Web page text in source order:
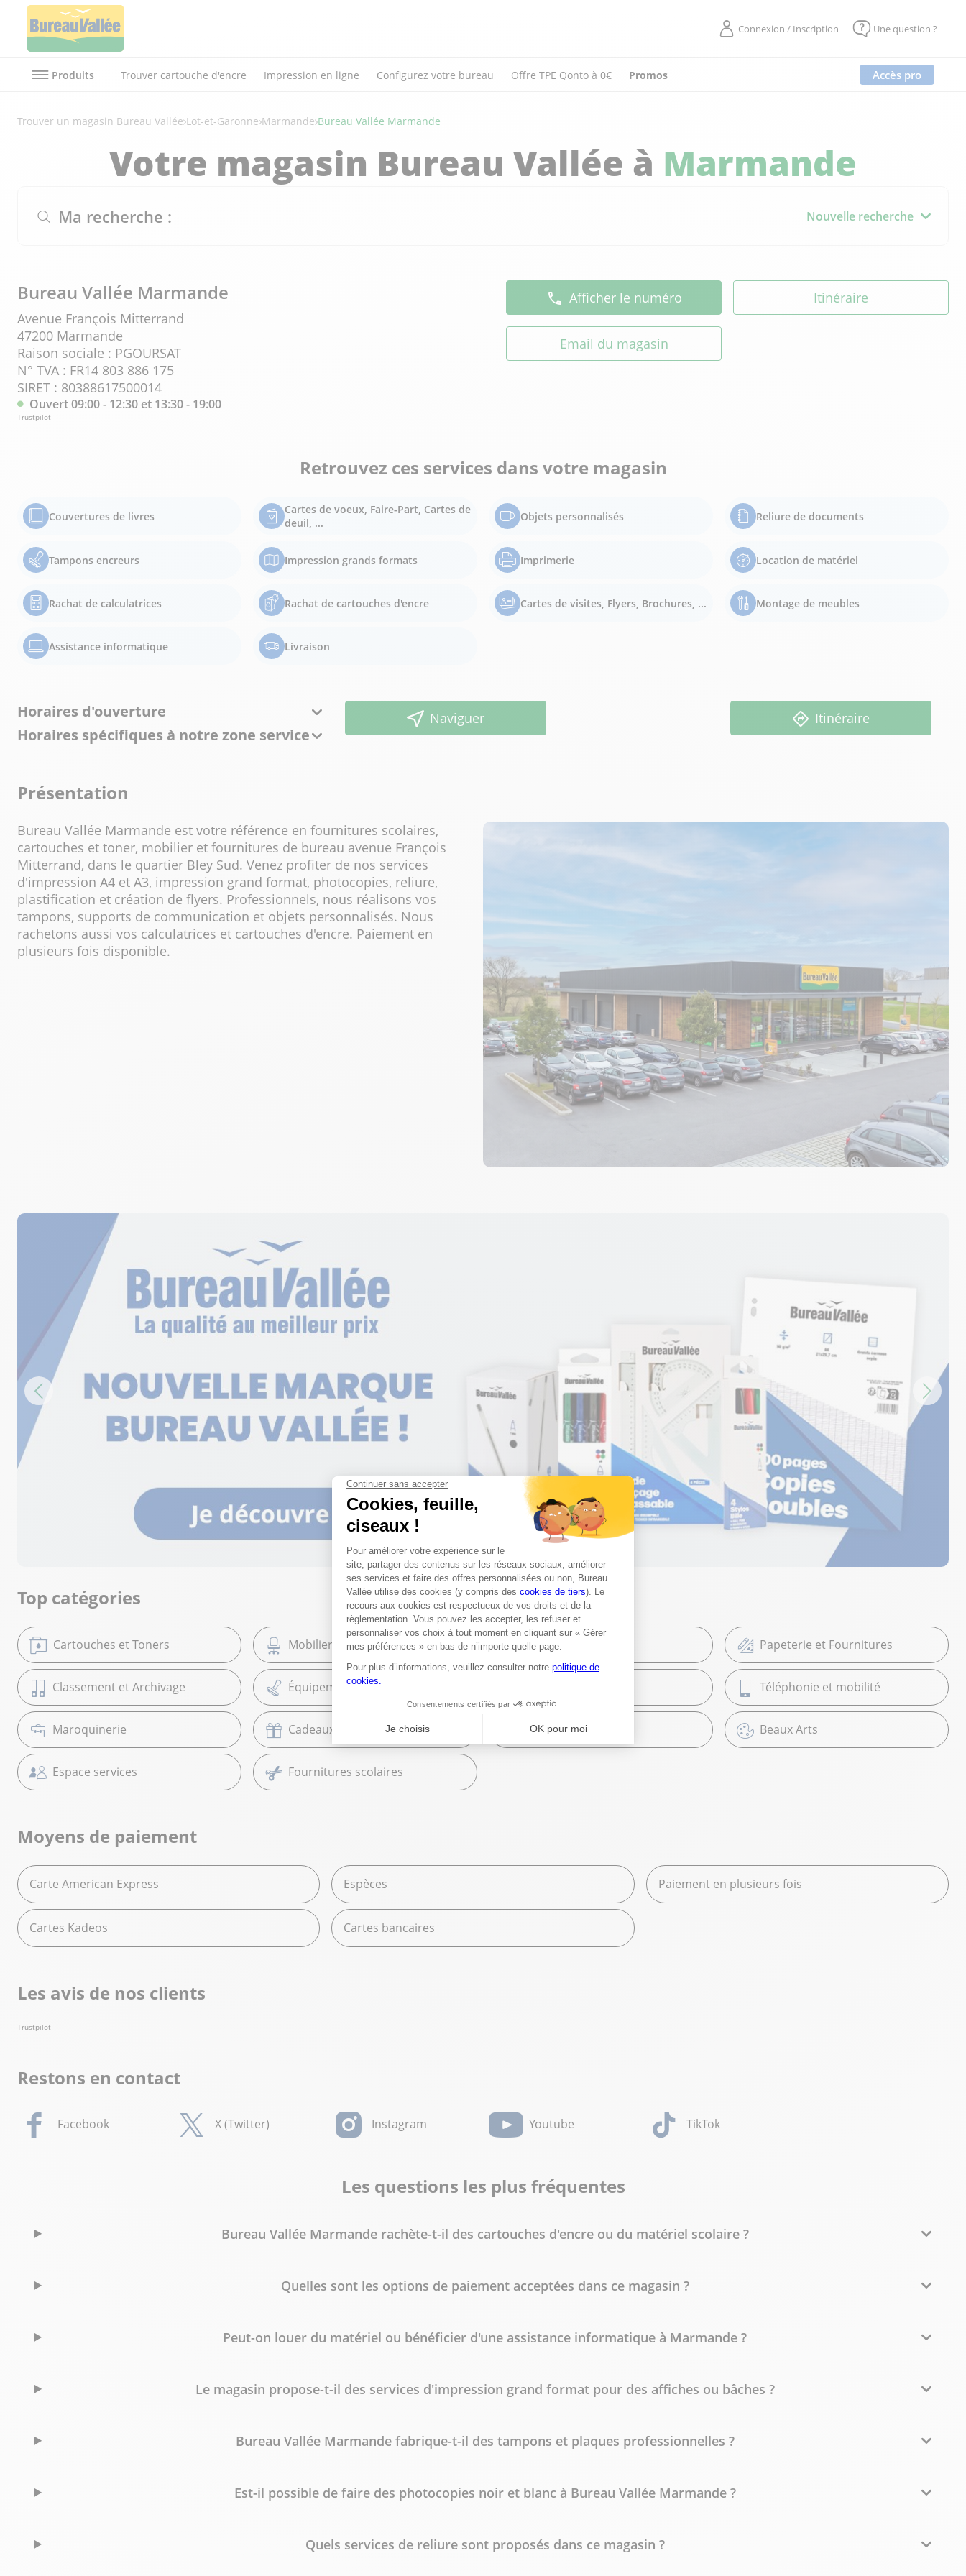
Connexion / Inscription Une question ?
Produits Trouver cartouche d'encre Impression en ligne Configurez votre bureau Offre TPE Qonto à 0€ Promos Accès pro
Trouver un magasin Bureau Vallée Lot-et-Garonne Marmande Bureau Vallée Marmande
Votre magasin Bureau Vallée à Marmande
Ma recherche : Nouvelle recherche
Bureau Vallée Marmande
Avenue François Mitterrand
47200 Marmande
Raison sociale : PGOURSAT
N° TVA : FR14 803 886 175
SIRET : 80388617500014
Ouvert 09:00 - 12:30 et 13:30 - 19:00
Trustpilot
Afficher le numéro Itinéraire
Email du magasin
Retrouvez ces services dans votre magasin
Couvertures de livres
Cartes de voeux, Faire-Part, Cartes de
deuil, ...
Objets personnalisés Reliure de documents
Tampons encreurs Impression grands formats Imprimerie Location de matériel
Rachat de calculatrices Rachat de cartouches d'encre Cartes de visites, Flyers, Brochures, ... Montage de meubles
Assistance informatique Livraison
Horaires d'ouverture
Horaires spécifiques à notre zone service
Naviguer Itinéraire
Présentation
Bureau Vallée Marmande est votre référence en fournitures scolaires,
cartouches et toner, mobilier et fournitures de bureau avenue François
Mitterrand, dans le quartier Bley Sud. Venez profiter de nos services
d'impression A4 et A3, impression grand format, photocopies, reliure,
plastification et création de flyers. Professionnels, nous réalisons vos
tampons, supports de communication et objets personnalisés. Nous
rachetons aussi vos calculatrices et cartouches d'encre. Paiement en
plusieurs fois disponible.
Top catégories
Cartouches et Toners Mobilier de bureau Bureautique Papeterie et Fournitures
Classement et Archivage Équipement et Commerce Téléphonie et mobilité
Maroquinerie Cadeaux Librairie Beaux Arts
Espace services Fournitures scolaires
Moyens de paiement
Carte American Express Espèces Paiement en plusieurs fois
Cartes Kadeos Cartes bancaires
Les avis de nos clients
Trustpilot
Restons en contact
Facebook X (Twitter) Instagram Youtube TikTok
Les questions les plus fréquentes
Bureau Vallée Marmande rachète-t-il des cartouches d'encre ou du matériel scolaire ?
Quelles sont les options de paiement acceptées dans ce magasin ?
Peut-on louer du matériel ou bénéficier d'une assistance informatique à Marmande ?
Le magasin propose-t-il des services d'impression grand format pour des affiches ou bâches ?
Bureau Vallée Marmande fabrique-t-il des tampons et plaques professionnelles ?
Est-il possible de faire des photocopies noir et blanc à Bureau Vallée Marmande ?
Quels services de reliure sont proposés dans ce magasin ?